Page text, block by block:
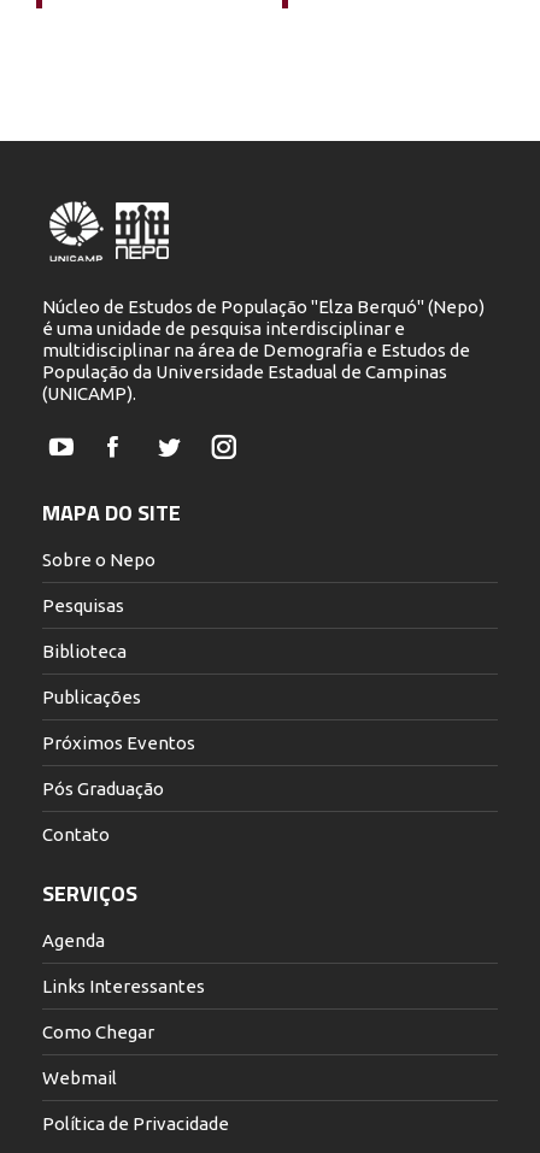
Núcleo de Estudos de População "Elza Berquó" (Nepo)
é uma unidade de pesquisa interdisciplinar e
multidisciplinar na área de Demografia e Estudos de
População da Universidade Estadual de Campinas
(UNICAMP).
YouTubeFacebookTwitterInstagram
MAPA DO SITE
Sobre o Nepo
Pesquisas
Biblioteca
Publicações
Próximos Eventos
Pós Graduação
Contato
SERVIÇOS
Agenda
Links Interessantes
Como Chegar
Webmail
Política de Privacidade